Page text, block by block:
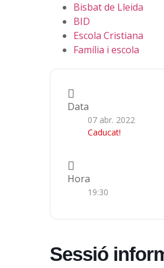
Bisbat de Lleida
BID
Escola Cristiana
Família i escola
Data
07 abr. 2022
Caducat!
Hora
19:30
Sessió